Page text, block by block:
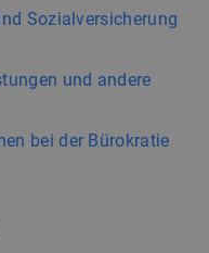
Sozialversicherung
und andere
bei der Bürokratie